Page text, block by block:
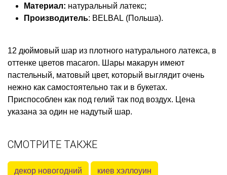
Материал: натуральный латекс;
Производитель: BELBAL (Польша).
12 дюймовый шар из плотного натурального латекса, в
оттенке цветов macaron. Шары макарун имеют
пастельный, матовый цвет, который выглядит очень
нежно как самостоятельно так и в букетах.
Приспособлен как под гелий так под воздух. Цена
указана за один не надутый шар.
СМОТРИТЕ ТАКЖЕ
декор новогодний киев хэллоуин